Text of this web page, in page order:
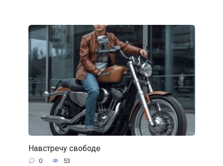
Навстречу свободе
0 53